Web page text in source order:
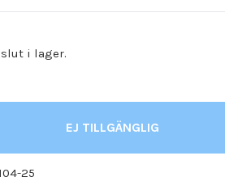
i lager.
EJ TILLGÄNGLIG
25